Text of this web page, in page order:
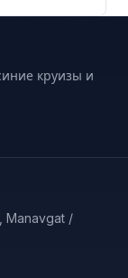
круизы и
Manavgat /